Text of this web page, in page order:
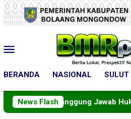
Loncat
ke
konten
Mobile
BERANDA NASIONAL SULUT
News Flash
dan Tanggung Jawab Hukum